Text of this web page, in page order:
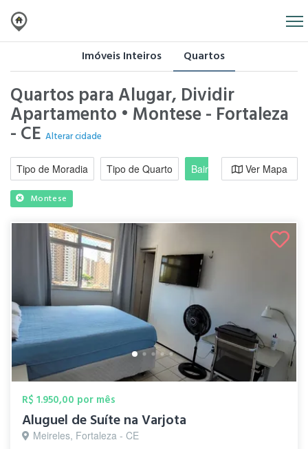
Imóveis Inteiros Quartos
Quartos para Alugar, Dividir
Apartamento • Montese - Fortaleza
- CE Alterar cidade
Tipo de Moradia Tipo de Quarto Bairro / RegiãoVer Mapa
Montese
R$ 1.950,00 por mês
Aluguel de Suíte na Varjota
Meireles, Fortaleza - CE